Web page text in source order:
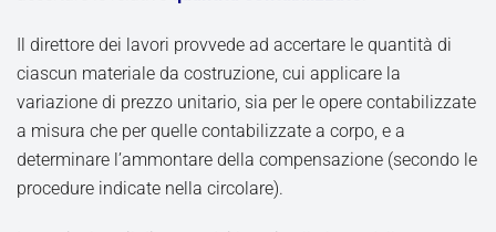
Il direttore dei lavori provvede ad accertare le quantità di
ciascun materiale da costruzione, cui applicare la
variazione di prezzo unitario, sia per le opere contabilizzate
a misura che per quelle contabilizzate a corpo, e a
determinare l’ammontare della compensazione (secondo le
procedure indicate nella circolare).